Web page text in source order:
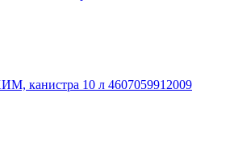
канистра 10 л 4607059912009